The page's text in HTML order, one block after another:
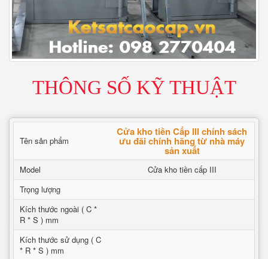
THÔNG SỐ KỸ THUẬT
Tên sản phẩm
Cửa kho tiền Cấp III chính sách
ưu đãi chính hãng từ nhà máy
sản xuất
Model
Cửa kho tiền cấp III
Trọng lượng
Kích thước ngoài ( C *
R * S ) mm
Kích thước sử dụng ( C
* R * S ) mm